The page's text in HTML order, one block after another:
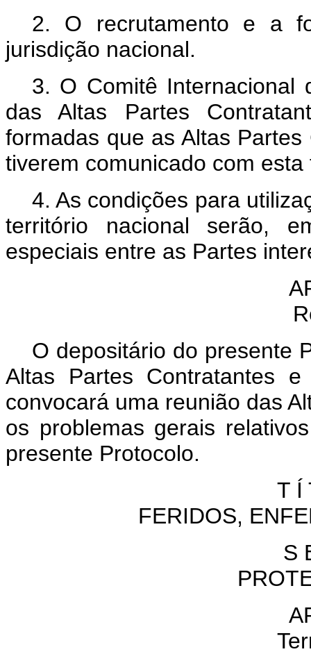
2. O recrutamento e a
jurisdição nacional.
3. O Comitê Internacional
das Altas Partes
formadas que as Altas
tiverem comunicado com esta
4. As condições para
território nacional serão,
especiais entre as Partes
O depositário do presente
Altas Partes Contratantes
convocará uma reunião das
os problemas gerais
presente Protocolo.
T Í
FERIDOS,
S